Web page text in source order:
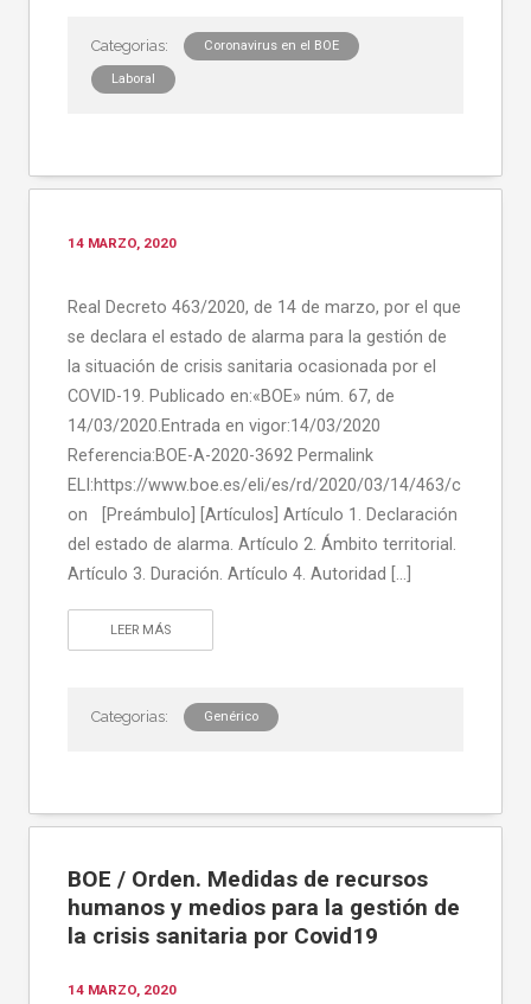
Coronavirus en el BOE
Laboral
14 MARZO, 2020
Real Decreto 463/2020, de 14 de marzo, por el que
se declara el estado de alarma para la gestión de
la situación de crisis sanitaria ocasionada por el
COVID-19. Publicado en:«BOE» núm. 67, de
14/03/2020.Entrada en vigor:14/03/2020
Referencia:BOE-A-2020-3692 Permalink
ELI:https://www.boe.es/eli/es/rd/2020/03/14/463/c
on [Preámbulo] [Artículos] Artículo 1. Declaración
del estado de alarma. Artículo 2. Ámbito territorial.
Artículo 3. Duración. Artículo 4. Autoridad […]
LEER MÁS
Genérico
BOE / Orden. Medidas de recursos
humanos y medios para la gestión de
la crisis sanitaria por Covid19
14 MARZO, 2020